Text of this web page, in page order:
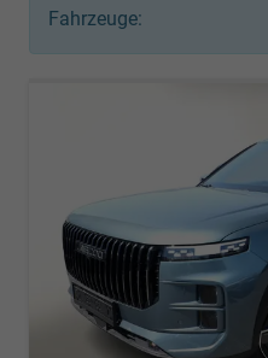
Fahrzeuge: